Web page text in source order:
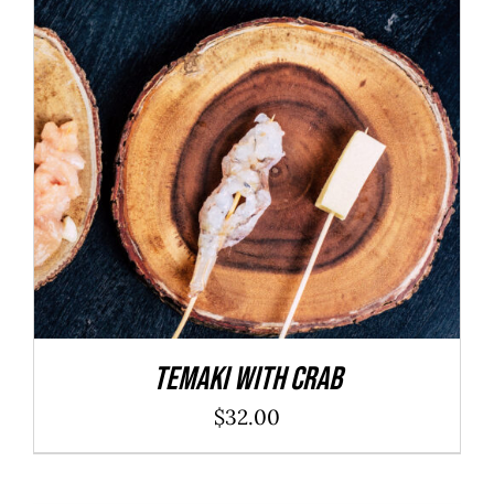
ADD TO CART / DÉTAILS
Temaki With Crab
$32.00